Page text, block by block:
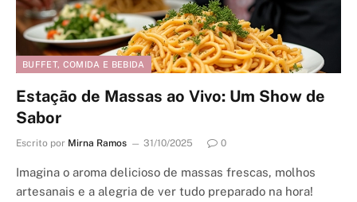
BUFFET, COMIDA E BEBIDA
Estação de Massas ao Vivo: Um Show de
Sabor
Escrito por Mirna Ramos 31/10/2025 0
Imagina o aroma delicioso de massas frescas, molhos
artesanais e a alegria de ver tudo preparado na hora!